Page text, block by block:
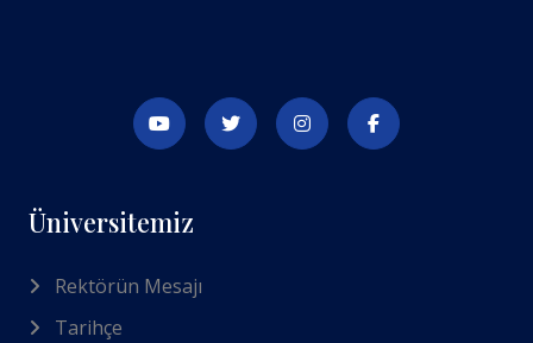
Üniversitemiz
Rektörün Mesajı
Tarihçe